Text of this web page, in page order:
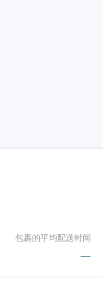
包裹的平均配送时间
—